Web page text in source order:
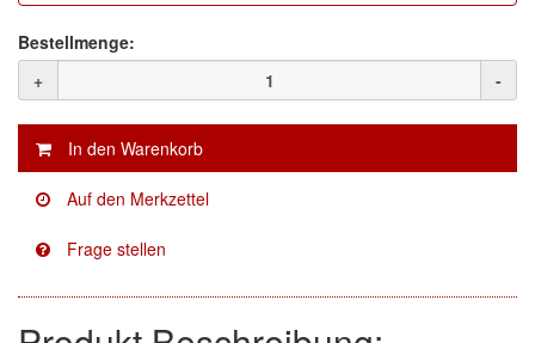
E-D
(1)
EVERCOAT
(2)
Facdos
(2)
KWASNY
Bestellmenge:
+
-